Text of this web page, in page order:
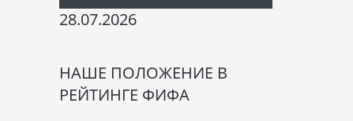
28.07.2026
НАШЕ ПОЛОЖЕНИЕ В
РЕЙТИНГЕ ФИФА